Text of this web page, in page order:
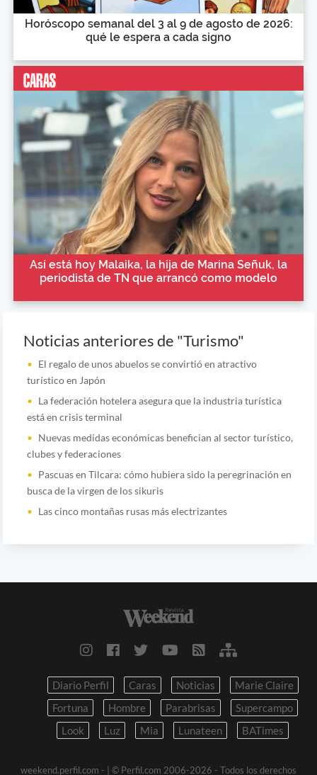
Horóscopo semanal del 3 al 9 de agosto de 2026:
qué le espera a cada signo
Así está hoy Malaika, la hija de Marina Señuk, la
periodista de TN que arrancó como modelo
Noticias anteriores de "Turismo"
El regalo de unos abuelos se convirtió en atractivo
turístico en Japón
La federación hotelera asegura que la industria turística
está en crisis terminal
Nuevas medidas económicas benefician al sector turístico,
clubes y federaciones
Pascuas en Tilcara: cómo hubiera sido la peregrinación en
busca de la virgen de los sikuris
Las cinco montañas rusas más electrizantes
Diario Perfil Caras Noticias
Marie Claire
Fortuna
Hombre Parabrisas
Supercampo
Look
Luz Mia Lunateen BATimes
weekend.perfil.com - | © Perfil.com 2006-2026 - Todos los derechos